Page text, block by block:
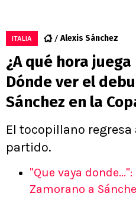
ITALIA Alexis Sánchez
¿A qué hora
Dónde ver el
Sánchez en la
El tocopillano regresa
partido.
"Que vaya
Zamorano a